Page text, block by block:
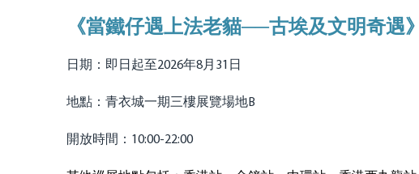
《當鐵仔遇上法老貓──古埃及文明奇遇
日期：即日起至2026年8月31日
地點：青衣城一期三樓展覽場地B
開放時間：10:00-22:00